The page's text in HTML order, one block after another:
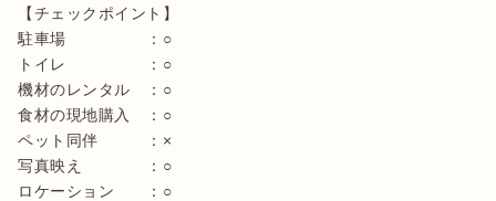
【チェックポイント】
駐車場　　　　　：○
トイレ　　　　　：○
機材のレンタル　：○
食材の現地購入　：○
ペット同伴　　　：×
写真映え　　　　：○
ロケーション　　：○